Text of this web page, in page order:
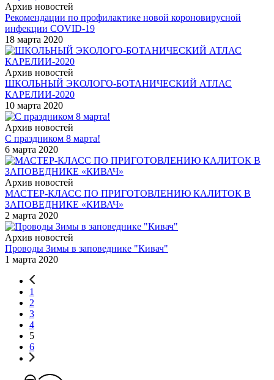
Архив новостей
Рекомендации по профилактике новой короновирусной
инфекции COVID-19
18 марта 2020
Архив новостей
ШКОЛЬНЫЙ ЭКОЛОГО-БОТАНИЧЕСКИЙ АТЛАС
КАРЕЛИИ-2020
10 марта 2020
Архив новостей
С праздником 8 марта!
6 марта 2020
Архив новостей
МАСТЕР-КЛАСС ПО ПРИГОТОВЛЕНИЮ КАЛИТОК В
ЗАПОВЕДНИКЕ «КИВАЧ»
2 марта 2020
Архив новостей
Проводы Зимы в заповеднике "Кивач"
1 марта 2020
1
2
3
4
5
6